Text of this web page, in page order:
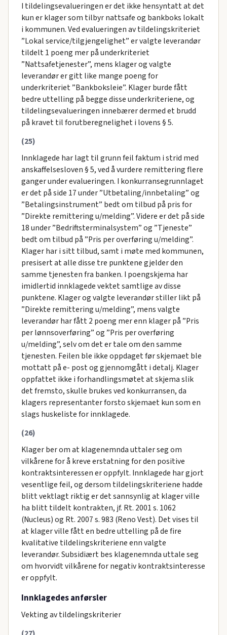
I tildelingsevalueringen er det ikke hensyntatt at det
kun er klager som tilbyr nattsafe og bankboks lokalt
i kommunen. Ved evalueringen av tildelingskriteriet
”Lokal service/tilgjengelighet” er valgte leverandør
tildelt 1 poeng mer på underkriteriet
”Nattsafetjenester”, mens klager og valgte
leverandør er gitt like mange poeng for
underkriteriet ”Bankboksleie”. Klager burde fått
bedre uttelling på begge disse underkriteriene, og
tildelingsevalueringen innebærer dermed et brudd
på kravet til forutberegnelighet i lovens § 5.
(25)
Innklagede har lagt til grunn feil faktum i strid med
anskaffelsesloven § 5, ved å vurdere remittering flere
ganger under evalueringen. I konkurransegrunnlaget
er det på side 17 under ”Utbetaling/innbetaling” og
”Betalingsinstrument” bedt om tilbud på pris for
”Direkte remittering u/melding”. Videre er det på side
18 under ”Bedriftsterminalsystem” og ”Tjeneste”
bedt om tilbud på ”Pris per overføring u/melding”.
Klager har i sitt tilbud, samt i møte med kommunen,
presisert at alle disse tre punktene gjelder den
samme tjenesten fra banken. I poengskjema har
imidlertid innklagede vektet samtlige av disse
punktene. Klager og valgte leverandør stiller likt på
”Direkte remittering u/melding”, mens valgte
leverandør har fått 2 poeng mer enn klager på ”Pris
per lønnsoverføring” og ”Pris per overføring
u/melding”, selv om det er tale om den samme
tjenesten. Feilen ble ikke oppdaget før skjemaet ble
mottatt på e- post og gjennomgått i detalj. Klager
oppfattet ikke i forhandlingsmøtet at skjema slik
det fremsto, skulle brukes ved konkurransen, da
klagers representanter forsto skjemaet kun som en
slags huskeliste for innklagede.
(26)
Klager ber om at klagenemnda uttaler seg om
vilkårene for å kreve erstatning for den positive
kontraktsinteressen er oppfylt. Innklagede har gjort
vesentlige feil, og dersom tildelingskriteriene hadde
blitt vektlagt riktig er det sannsynlig at klager ville
ha blitt tildelt kontrakten, jf. Rt. 2001 s. 1062
(Nucleus) og Rt. 2007 s. 983 (Reno Vest). Det vises til
at klager ville fått en bedre uttelling på de fire
kvalitative tildelingskriteriene enn valgte
leverandør. Subsidiært bes klagenemnda uttale seg
om hvorvidt vilkårene for negativ kontraktsinteresse
er oppfylt.
Innklagedes anførsler
Vekting av tildelingskriterier